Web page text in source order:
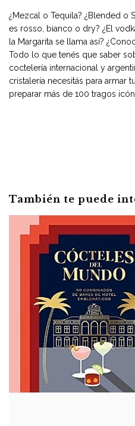
¿Mezcal o Tequila? ¿Blended o
es rosso, bianco o dry? ¿El
la Margarita se llama así?
Todo lo que tenés que saber
coctelería internacional y
cristalería necesitás para armar
preparar más de 100 tragos
También te puede